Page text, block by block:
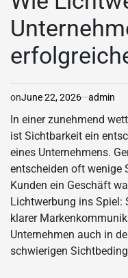
onJune 22, 2026 admin
In einer zunehmend
ist Sichtbarkeit ein
eines Unternehmens.
entscheiden oft wenige
Kunden ein Geschäft
Lichtwerbung ins Spiel:
klarer
Unternehmen auch in
schwierigen